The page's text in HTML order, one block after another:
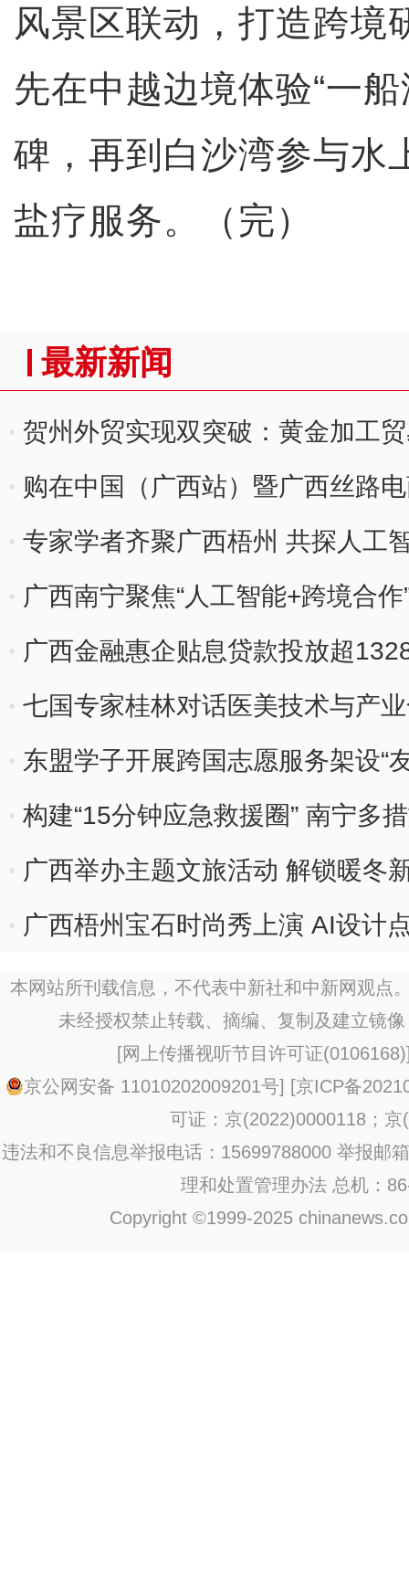
风景区联动，打造跨境
先在中越边境体验“一
碑，再到白沙湾参与水
盐疗服务。（完）
最新新闻
贺州外贸实现双突破：黄金加工贸
热”
购在中国（广西站）暨广西丝路
专家学者齐聚广西梧州 共探人工
广西南宁聚焦“人工智能+跨境合
广西金融惠企贴息贷款投放超
体
七国专家桂林对话医美技术与产
东盟学子开展跨国志愿服务架设“
构建“15分钟应急救援圈” 南宁多
广西举办主题文旅活动 解锁暖冬
广西梧州宝石时尚秀上演 AI设计
本网站所刊载信息，不代表中新社和中新网观点
未经授权禁止转载、摘编、复制及建立镜
[网上传播视听节目许可证(0106168)
京公网安备 11010202009201号] [京ICP备
可证：京(2022)0000118；京
违法和不良信息举报电话：15699788000 举报邮
理和处置管理办法 总机：
Copyright ©1999-2025